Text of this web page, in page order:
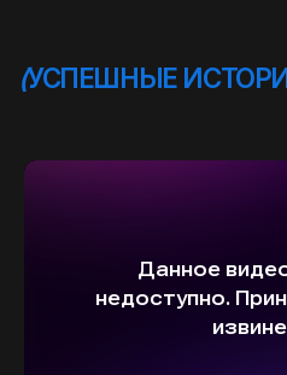
А МЫ ПОЗАБОТИМСЯ
О НАДЕЖНОЙ И
БЫСТРОЙ ДОСТАВКЕ
ПРЯМО К ВАШЕМУ ДОМУ